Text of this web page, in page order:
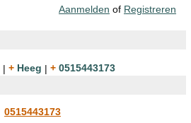
Aanmelden of Registreren
| + Heeg |
+ 0515443173
0515443173